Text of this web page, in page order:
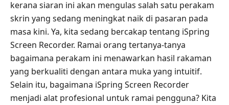
kerana siaran ini akan mengulas salah satu perakam
skrin yang sedang meningkat naik di pasaran pada
masa kini. Ya, kita sedang bercakap tentang iSpring
Screen Recorder. Ramai orang tertanya-tanya
bagaimana perakam ini menawarkan hasil rakaman
yang berkualiti dengan antara muka yang intuitif.
Selain itu, bagaimana iSpring Screen Recorder
menjadi alat profesional untuk ramai pengguna? Kita